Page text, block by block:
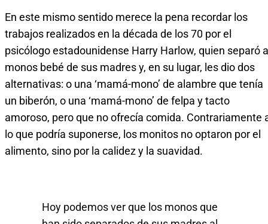
En este mismo sentido merece la pena recordar los
trabajos realizados en la década de los 70 por el
psicólogo estadounidense Harry Harlow, quien separó a
monos bebé de sus madres y, en su lugar, les dio dos
alternativas: o una ‘mamá-mono’ de alambre que tenía
un biberón, o una ‘mamá-mono’ de felpa y tacto
amoroso, pero que no ofrecía comida. Contrariamente
lo que podría suponerse, los monitos no optaron por el
alimento, sino por la calidez y la suavidad.
Hoy podemos ver que los monos que